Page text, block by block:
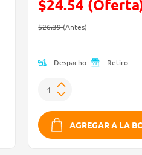
$24.54
Precio reducido de
$26.39(Antes)
Despacho Retiro
AGREGAR A LA